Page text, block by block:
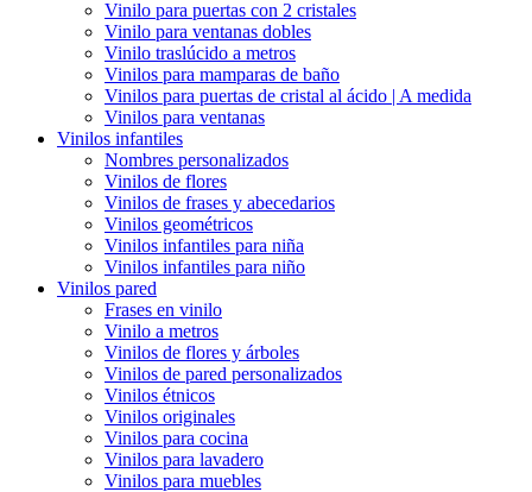
Vinilo para puertas con 2 cristales
Vinilo para ventanas dobles
Vinilo traslúcido a metros
Vinilos para mamparas de baño
Vinilos para puertas de cristal al ácido | A medida
Vinilos para ventanas
Vinilos infantiles
Nombres personalizados
Vinilos de flores
Vinilos de frases y abecedarios
Vinilos geométricos
Vinilos infantiles para niña
Vinilos infantiles para niño
Vinilos pared
Frases en vinilo
Vinilo a metros
Vinilos de flores y árboles
Vinilos de pared personalizados
Vinilos étnicos
Vinilos originales
Vinilos para cocina
Vinilos para lavadero
Vinilos para muebles